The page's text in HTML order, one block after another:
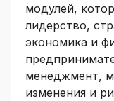
модулей,
лидерство,
экономика и
менеджмент,
изменения и